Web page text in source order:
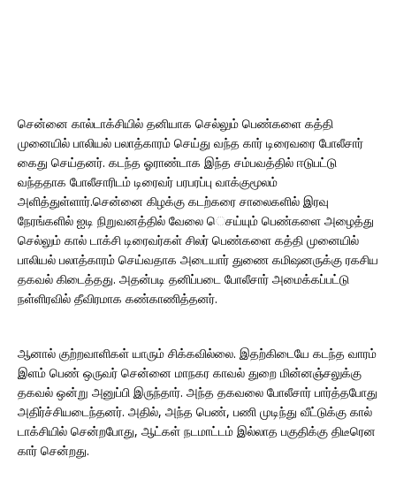
சென்னை கால்டாக்சியில் தனியாக செல்லும் பெண்களை கத்தி
முனையில் பாலியல் பலாத்காரம் செய்து வந்த கார் டிரைவரை போலீசார்
கைது செய்தனர். கடந்த ஓராண்டாக இந்த சம்பவத்தில் ஈடுபட்டு
வந்ததாக போலீசாரிடம் டிரைவர் பரபரப்பு வாக்குமூலம்
அளித்துள்ளார்.சென்னை கிழக்கு கடற்கரை சாலைகளில் இரவு
நேரங்களில் ஐடி நிறுவனத்தில் வேலை ெசய்யும் பெண்களை அழைத்து
செல்லும் கால் டாக்சி டிரைவர்கள் சிலர் பெண்களை கத்தி முனையில்
பாலியல் பலாத்காரம் செய்வதாக அடையார் துணை கமிஷனருக்கு ரகசிய
தகவல் கிடைத்தது. அதன்படி தனிப்படை போலீசார் அமைக்கப்பட்டு
நள்ளிரவில் தீவிரமாக கண்காணித்தனர்.
ஆனால் குற்றவாளிகள் யாரும் சிக்கவில்லை. இதற்கிடையே கடந்த வாரம்
இளம் பெண் ஒருவர் சென்னை மாநகர காவல் துறை மின்னஞ்சலுக்கு
தகவல் ஒன்று அனுப்பி இருந்தார். அந்த தகவலை போலீசார் பார்த்தபோது
அதிர்ச்சியடைந்தனர். அதில், அந்த பெண், பணி முடிந்து வீட்டுக்கு கால்
டாக்சியில் சென்றபோது, ஆட்கள் நடமாட்டம் இல்லாத பகுதிக்கு திடீரென
கார் சென்றது.